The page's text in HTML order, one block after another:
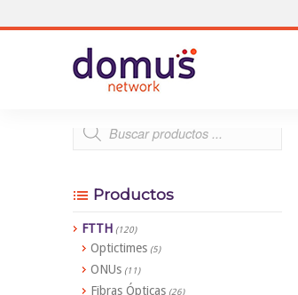
Productos
FTTH (120)
Optictimes (5)
ONUs (11)
Fibras Ópticas (26)